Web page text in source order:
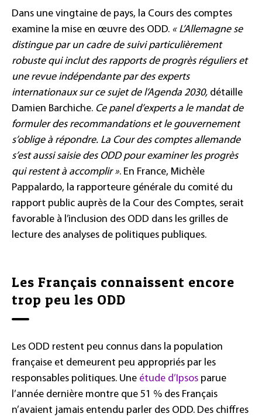
Dans une vingtaine de pays, la Cours des comptes
examine la mise en œuvre des ODD. « L’Allemagne se
distingue par un cadre de suivi particulièrement
robuste qui inclut des rapports de progrès réguliers et
une revue indépendante par des experts
internationaux sur ce sujet de l’Agenda 2030, détaille
Damien Barchiche. Ce panel d’experts a le mandat de
formuler des recommandations et le gouvernement
s’oblige à répondre. La Cour des comptes allemande
s’est aussi saisie des ODD pour examiner les progrès
qui restent à accomplir ». En France, Michèle
Pappalardo, la rapporteure générale du comité du
rapport public auprès de la Cour des Comptes, serait
favorable à l’inclusion des ODD dans les grilles de
lecture des analyses de politiques publiques.
Les Français connaissent encore
trop peu les ODD
Les ODD restent peu connus dans la population
française et demeurent peu appropriés par les
responsables politiques. Une étude d’Ipsos parue
l’année dernière montre que 51 % des Français
n’avaient jamais entendu parler des ODD. Des chiffres